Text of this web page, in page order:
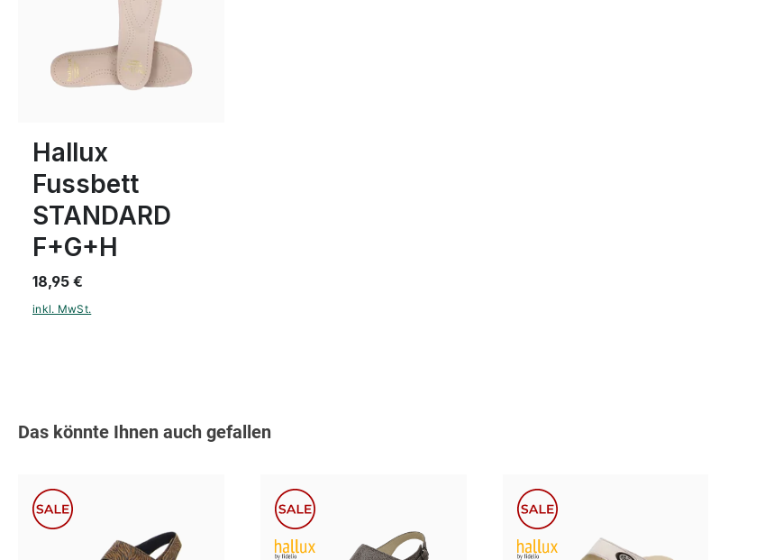
Hallux
Fussbett
STANDARD
F+G+H
18,95 €
inkl. MwSt.
Produktgalerie überspringen
Das könnte Ihnen auch gefallen